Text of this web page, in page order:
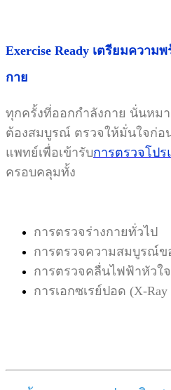
Exercise Ready เตรียมควา
กาย
ทุกครั้งที่ออกกำลังกาย นั่นหม
ต้องสมบูรณ์ ตรวจให้มั่นใจก่อ
แพทย์เพื่อเข้ารับการตรวจโปร
ครอบคลุมทั้ง
การตรวจร่างกายทั่วไป
การตรวจความสมบูรณ์ข
การตรวจคลื่นไฟฟ้าหัวใจ
การเอกซเรย์ปอด (X-Ray